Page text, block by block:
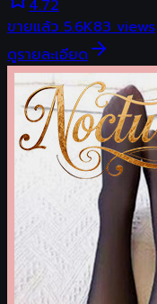
4.72
ขายแล้ว5.6K83views
ดูรายละเอียด